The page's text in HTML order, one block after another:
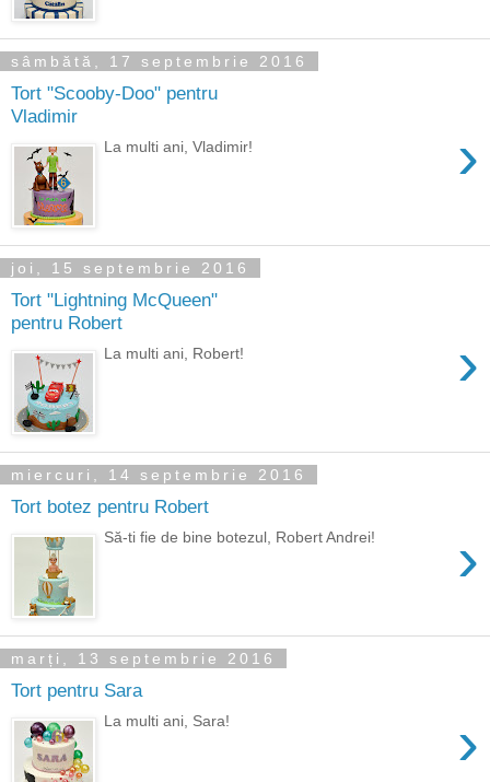
sâmbătă, 17 septembrie 2016
Tort "Scooby-Doo" pentru
Vladimir
›
La multi ani, Vladimir!
joi, 15 septembrie 2016
Tort "Lightning McQueen"
pentru Robert
›
La multi ani, Robert!
miercuri, 14 septembrie 2016
Tort botez pentru Robert
›
Să-ti fie de bine botezul, Robert Andrei!
marți, 13 septembrie 2016
Tort pentru Sara
›
La multi ani, Sara!